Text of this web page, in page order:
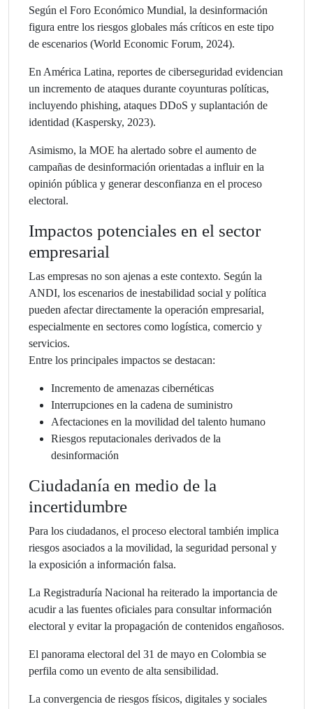
Según el Foro Económico Mundial, la desinformación
figura entre los riesgos globales más críticos en este tipo
de escenarios (World Economic Forum, 2024).
En América Latina, reportes de ciberseguridad evidencian
un incremento de ataques durante coyunturas políticas,
incluyendo phishing, ataques DDoS y suplantación de
identidad (Kaspersky, 2023).
Asimismo, la MOE ha alertado sobre el aumento de
campañas de desinformación orientadas a influir en la
opinión pública y generar desconfianza en el proceso
electoral.
Impactos potenciales en el sector
empresarial
Las empresas no son ajenas a este contexto. Según la
ANDI, los escenarios de inestabilidad social y política
pueden afectar directamente la operación empresarial,
especialmente en sectores como logística, comercio y
servicios.
Entre los principales impactos se destacan:
Incremento de amenazas cibernéticas
Interrupciones en la cadena de suministro
Afectaciones en la movilidad del talento humano
Riesgos reputacionales derivados de la
desinformación
Ciudadanía en medio de la
incertidumbre
Para los ciudadanos, el proceso electoral también implica
riesgos asociados a la movilidad, la seguridad personal y
la exposición a información falsa.
La Registraduría Nacional ha reiterado la importancia de
acudir a las fuentes oficiales para consultar información
electoral y evitar la propagación de contenidos engañosos.
El panorama electoral del 31 de mayo en Colombia se
perfila como un evento de alta sensibilidad.
La convergencia de riesgos físicos, digitales y sociales